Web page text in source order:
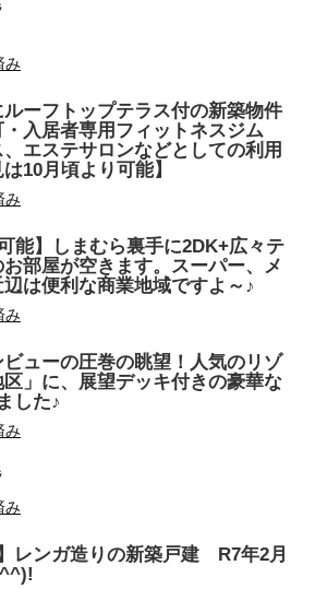
み
ーフトップテラス付の新築物件
入居者専用フィットネスジム
エステサロンなどとしての利用
10月頃より可能】
み
能】しまむら裏手に2DK+広々テ
部屋が空きます。スーパー、メ
は便利な商業地域ですよ～♪
み
ューの圧巻の眺望！人気のリゾ
」に、展望デッキ付きの豪華な
した♪
み
み
レンガ造りの新築戸建 R7年2月